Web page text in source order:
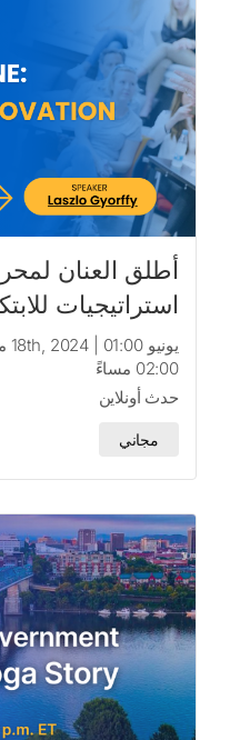
أطلق العنان
استراتيجيات
والنمو المستدام
02:00 مساءً
حدث أونلاين
مجاني